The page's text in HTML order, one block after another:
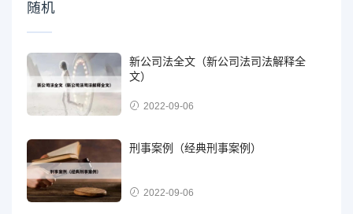
随机
新公司法全文（新公司法司法解释全
文）
2022-09-06
刑事案例（经典刑事案例）
2022-09-06